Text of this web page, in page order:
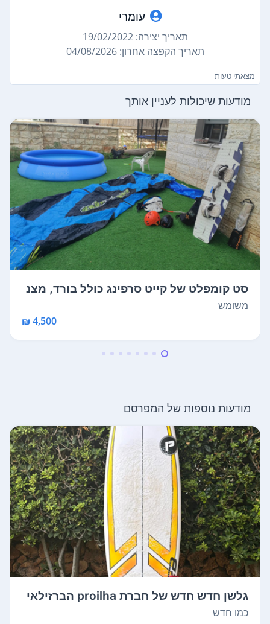
עומרי
תאריך יצירה: 19/02/2022
תאריך הקפצה אחרון: 04/08/2026
מצאתי טעות
מודעות שיכולות לעניין אותך
סט קומפלט של קייט סרפינג כולל בורד, מצנ
ח...
משומש
4,500 ₪
מודעות נוספות של המפרסם
גלשן חדש חדש של חברת proilha הברזילאי
ת �...
כמו חדש